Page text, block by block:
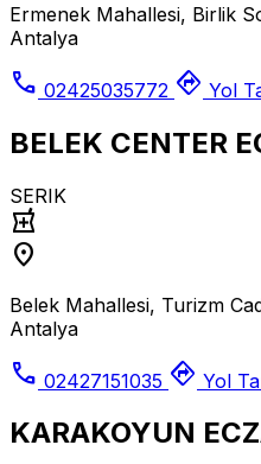
Ermenek Mahallesi, Birlik
Antalya
call 02425035772 directions Yol
BELEK CENTER
SERIK
local_pharmacy
location_on
Belek Mahallesi, Turizm
Antalya
call 02427151035 directions Yol
KARAKOYUN